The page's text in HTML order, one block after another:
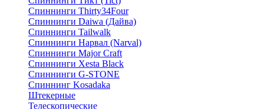
Спиннинги Thirty34Four
Спиннинги Daiwa (Дайва)
Спиннинги Tailwalk
Спиннинги Нарвал (Narval)
Спиннинги Major Craft
Спиннинги Xesta Black
Спиннинги G-STONE
Спиннинг Kosadaka
Штекерные
Телескопические